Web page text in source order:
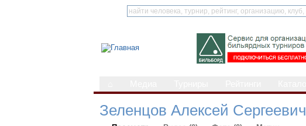
Зеленцов Алексей Сергеевич